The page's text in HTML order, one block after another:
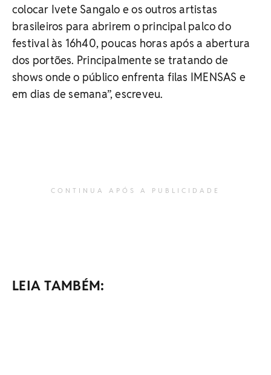
colocar Ivete Sangalo e os outros artistas
brasileiros para abrirem o principal palco do
festival às 16h40, poucas horas após a abertura
dos portões. Principalmente se tratando de
shows onde o público enfrenta filas IMENSAS e
em dias de semana”, escreveu.
CONTINUA APÓS A PUBLICIDADE
LEIA TAMBÉM: